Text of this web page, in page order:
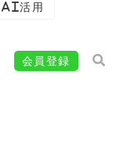
AI活用
会員登録